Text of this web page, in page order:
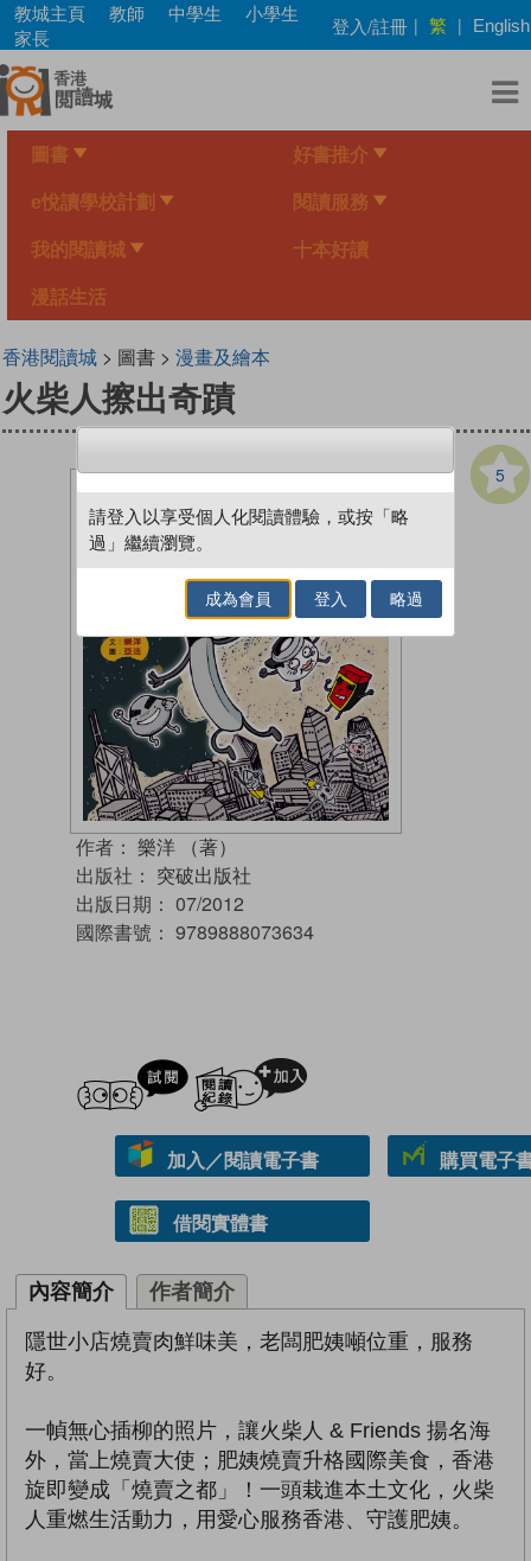
Skip
main
content
教城主頁 教師 中學生
小學生
家長
登入/註冊 | 繁 | English
圖書 好書推介
e悅讀學校計劃 閱讀服務
我的閱讀城 十本好讀
漫話生活
香港閱讀城> 圖書 > 漫畫及繪本
火柴人擦出奇蹟
5
作者： 樂洋 （著）
出版社： 突破出版社
出版日期： 07/2012
國際書號： 9789888073634
試閲
加入／閱讀電子書 購買電子
借閱實體書
內容簡介 作者簡介
隱世小店燒賣肉鮮味美，老闆肥姨噸位重，服務
好。
一幀無心插柳的照片，讓火柴人 & Friends 揚名海
外，當上燒賣大使；肥姨燒賣升格國際美食，香港
旋即變成「燒賣之都」！一頭栽進本土文化，火柴
人重燃生活動力，用愛心服務香港、守護肥姨。
請登入以享受個人化閱讀體驗，或按「略
過」繼續瀏覽。
成為會員 登入 略過